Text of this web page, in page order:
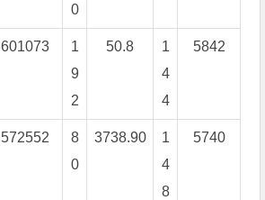
0
601073
1
9
2
50.8
1
4
4
5842
572552
8
0
3738.90
1
4
8
5740